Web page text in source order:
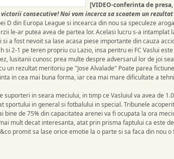
[VIDEO-conferinta de
consecutive! Noi vom incerca sa scoatem un
D din Europa League si incearca din nou sa speculeze
le-ar putea avea de partea lor. Acelasi lucru s-a intamplat
a fost nevoit sa lase acasa piese importante din cauza
si 2-1 pe teren propriu cu Lazio, insa pentru ei FC Vaslui
lusitanii cunosc prea multe despre adversarul lor de joi
un rezultat meritoriu pe "Jose Alvalade" Poate parea
in cea mai buna forma, iar cea mai mare dificultate a
suporteri in seara meciului, in timp ce Vasluiul va avea de
sportului in general si fotbalului in special. Tribunele
bine de 75% din capacitatea arenei va fi ocupata la ora
mult decat interesanta, atat prin prisma faptului ca este
promit sa lase orice emotie la o parte si sa faca din nou